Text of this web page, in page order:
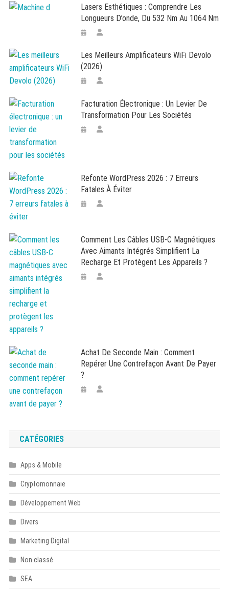
Lasers Esthétiques : Comprendre Les
Longueurs D’onde, Du 532 Nm Au 1064 Nm
Les Meilleurs Amplificateurs WiFi Devolo
(2026)
Facturation Électronique : Un Levier De
Transformation Pour Les Sociétés
Refonte WordPress 2026 : 7 Erreurs
Fatales À Éviter
Comment Les Câbles USB-C Magnétiques
Avec Aimants Intégrés Simplifient La
Recharge Et Protègent Les Appareils ?
Achat De Seconde Main : Comment
Repérer Une Contrefaçon Avant De Payer
?
CATÉGORIES
Apps & Mobile
Cryptomonnaie
Développement Web
Divers
Marketing Digital
Non classé
SEA